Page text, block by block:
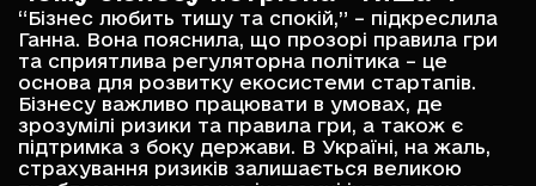
“Бізнес любить тишу та спокій,” – підкреслила
Ганна. Вона пояснила, що прозорі правила гри
та сприятлива регуляторна політика – це
основа для розвитку екосистеми стартапів.
Бізнесу важливо працювати в умовах, де
зрозумілі ризики та правила гри, а також є
підтримка з боку держави. В Україні, на жаль,
страхування ризиків залишається великою